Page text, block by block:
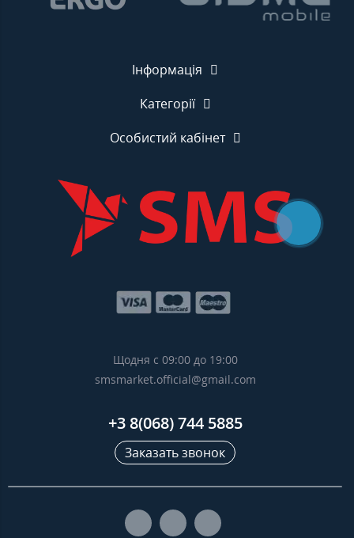
Інформація
Категорії
Особистий кабінет
Щодня с 09:00 до 19:00
smsmarket.official@gmail.com
+3 8(068) 744 5885
Заказать звонок